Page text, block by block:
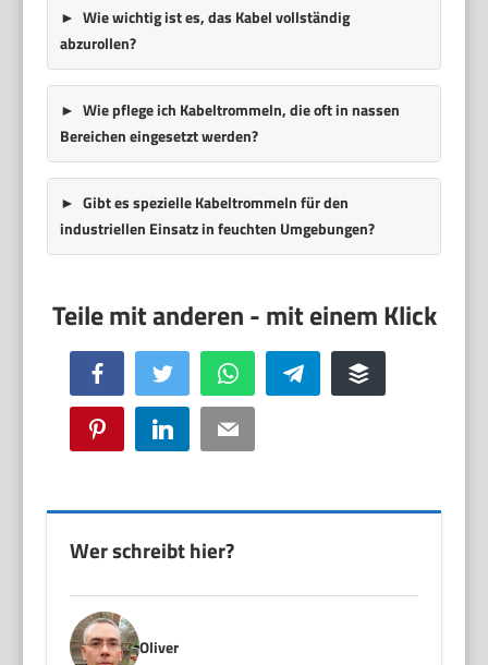
Wie wichtig ist es, das Kabel vollständig
abzurollen?
Wie pflege ich Kabeltrommeln, die oft in nassen
Bereichen eingesetzt werden?
Gibt es spezielle Kabeltrommeln für den
industriellen Einsatz in feuchten Umgebungen?
Facebook Twitter WhatsApp Telegram Buffer
Pinterest LinkedIn Email
Wer schreibt hier?
Oliver